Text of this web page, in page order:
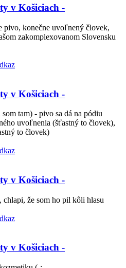
v Košiciach -
pivo, konečne uvoľnený človek,
zakomplexovanom Slovensku
v Košiciach -
tam) - pivo sa dá na pódiu
uvoľnenia (šťastný to človek),
to človek)
v Košiciach -
že som ho pil kôli hlasu
v Košiciach -